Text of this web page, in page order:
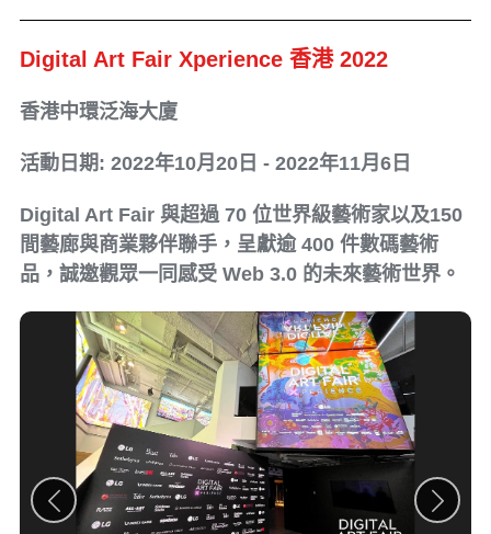
Digital Art Fair Xperience 香港 2022
香港中環泛海大廈
活動日期: 2022年10月20日 - 2022年11月6日
Digital Art Fair 與超過 70 位世界級藝術家以及150
間藝廊與商業夥伴聯手，呈獻逾 400 件數碼藝術
品，誠邀觀眾⼀同感受 Web 3.0 的未來藝術世界。